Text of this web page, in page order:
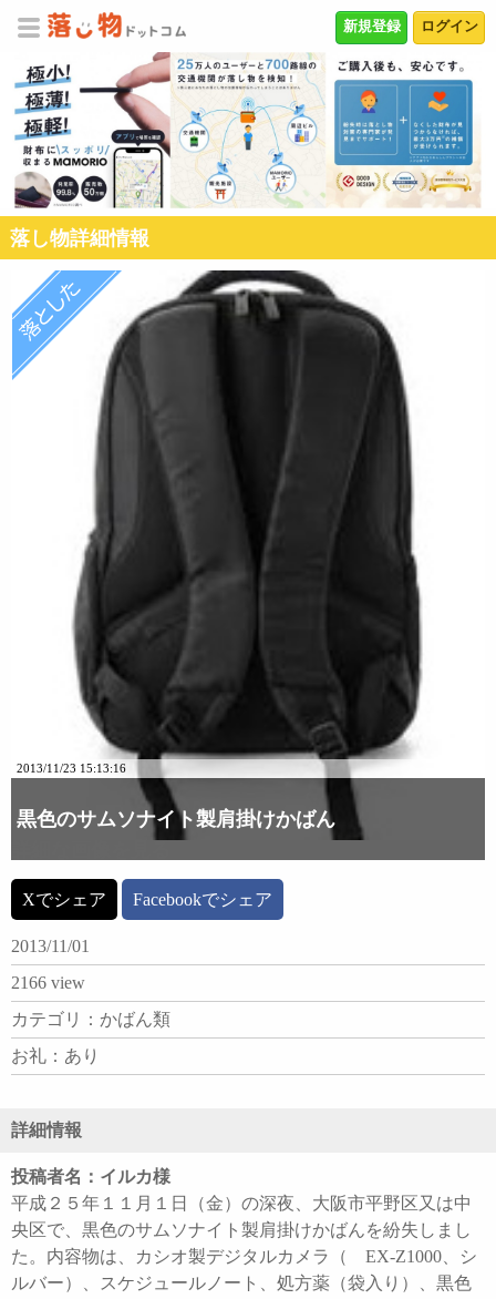
ログイン
新規登録
落し物詳細情報
2013/11/23 15:13:16
黒色のサムソナイト製肩掛けかばん
Xでシェア Facebookでシェア
2013/11/01
2166 view
カテゴリ：かばん類
お礼：あり
詳細情報
投稿者名：イルカ様
平成２５年１１月１日（金）の深夜、大阪市平野区又は中
央区で、黒色のサムソナイト製肩掛けかばんを紛失しまし
た。内容物は、カシオ製デジタルカメラ（ EX-Z1000、シ
ルバー）、スケジュールノート、処方薬（袋入り）、黒色